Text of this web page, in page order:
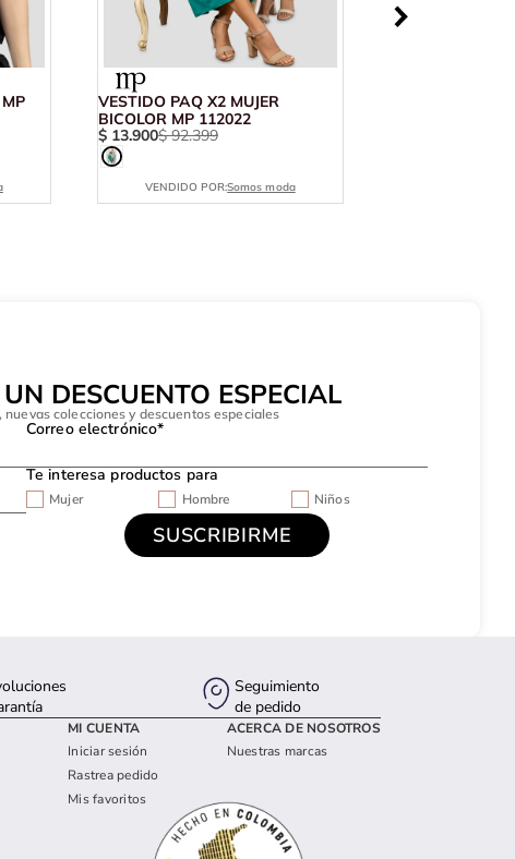
VESTIDO PAQ X2 MUJER
BICOLOR MP 112022
$ 13.900$ 92.399
VENDIDO POR:Somos moda
DESCUENTO ESPECIAL
colecciones y descuentos especiales
Correo electrónico*
Te interesa productos para
Mujer Hombre
Niños
Seguimiento
de pedido
MI CUENTA
Iniciar sesión
Rastrea pedido
Mis favoritos
ACERCA DE NOSOTROS
Nuestras marcas